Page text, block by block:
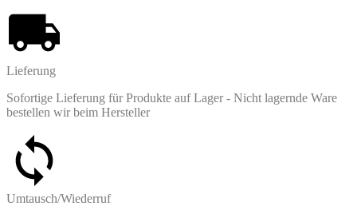
Lieferung
Sofortige Lieferung für Produkte auf Lager - Nicht lagernde Ware
bestellen wir beim Hersteller
Umtausch/Wiederruf